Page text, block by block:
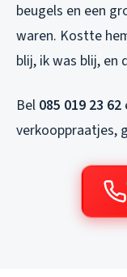
beugels en een
waren. Kostte
blij, ik was blij,
Bel 085 019 23 62
verkooppraatjes,